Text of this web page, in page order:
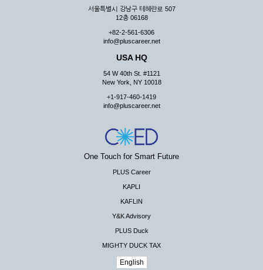
서울특별시 강남구 테헤란로 507
12층 06168
+82-2-561-6306
info@pluscareer.net
USA HQ
54 W 40th St. #1121
New York, NY 10018
+1-917-460-1419
info@pluscareer.net
One Touch for Smart Future
PLUS Career
KAPLI
KAFLIN
Y&K Advisory
PLUS Duck
MIGHTY DUCK TAX
English